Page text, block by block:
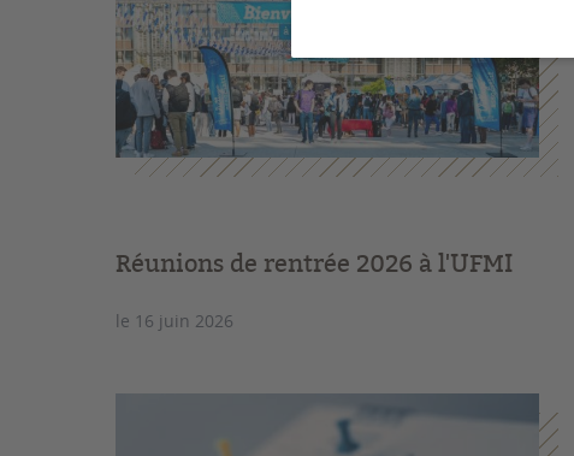
Réunions de rentrée 2026 à l'UFMI
le 16 juin 2026